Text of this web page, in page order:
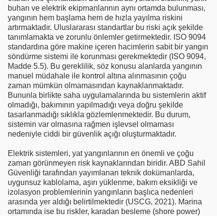
buharı ve elektrik ekipmanlarının aynı ortamda bulunması,
yangının hem başlama hem de hızla yayılma riskini
artırmaktadır. Uluslararası standartlar bu riski açık şekilde
tanımlamakta ve zorunlu önlemler getirmektedir. ISO 9094
standardına göre makine içeren hacimlerin sabit bir yangın
söndürme sistemi ile korunması gerekmektedir (ISO 9094,
Madde 5.5). Bu gereklilik, söz konusu alanlarda yangının
manuel müdahale ile kontrol altına alınmasının çoğu
zaman mümkün olmamasından kaynaklanmaktadır.
Bununla birlikte saha uygulamalarında bu sistemlerin aktif
olmadığı, bakımının yapılmadığı veya doğru şekilde
tasarlanmadığı sıklıkla gözlemlenmektedir. Bu durum,
sistemin var olmasına rağmen işlevsel olmaması
nedeniyle ciddi bir güvenlik açığı oluşturmaktadır.
Elektrik sistemleri, yat yangınlarının en önemli ve çoğu
zaman görünmeyen risk kaynaklarından biridir. ABD Sahil
Güvenliği tarafından yayımlanan teknik dokümanlarda,
uygunsuz kablolama, aşırı yüklenme, bakım eksikliği ve
izolasyon problemlerinin yangınların başlıca nedenleri
arasında yer aldığı belirtilmektedir (USCG, 2021). Marina
ortamında ise bu riskler, karadan besleme (shore power)